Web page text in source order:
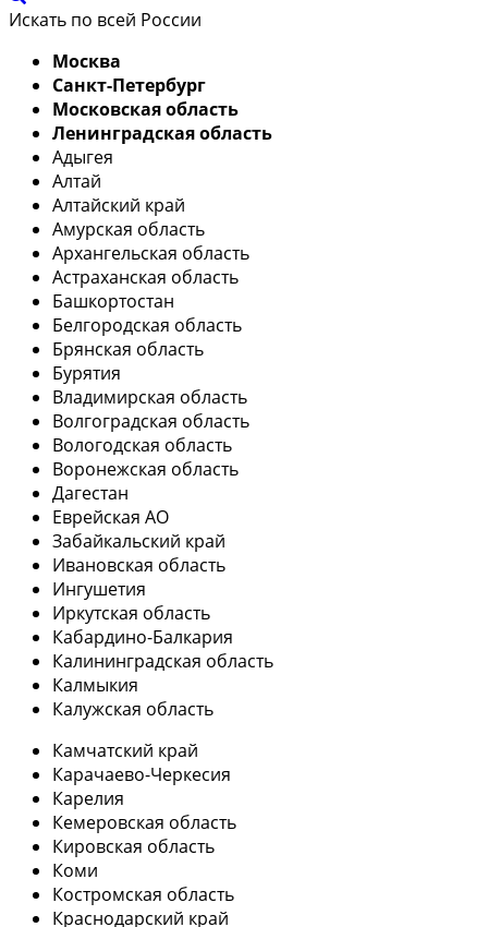
Искать по всей России
Москва
Санкт-Петербург
Московская область
Ленинградская область
Адыгея
Алтай
Алтайский край
Амурская область
Архангельская область
Астраханская область
Башкортостан
Белгородская область
Брянская область
Бурятия
Владимирская область
Волгоградская область
Вологодская область
Воронежская область
Дагестан
Еврейская АО
Забайкальский край
Ивановская область
Ингушетия
Иркутская область
Кабардино-Балкария
Калининградская область
Калмыкия
Калужская область
Камчатский край
Карачаево-Черкесия
Карелия
Кемеровская область
Кировская область
Коми
Костромская область
Краснодарский край